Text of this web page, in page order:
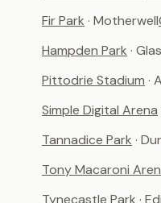
Fir Park · Motherwell
Hampden Park ·
Pittodrie Stadium ·
Simple Digital Arena
Tannadice Park ·
Tony Macaroni
Tynecastle Park ·